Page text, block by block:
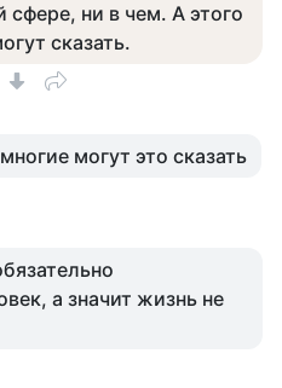
сфере, ни в чем. А этого
сказать.
могут это сказать
а значит жизнь не